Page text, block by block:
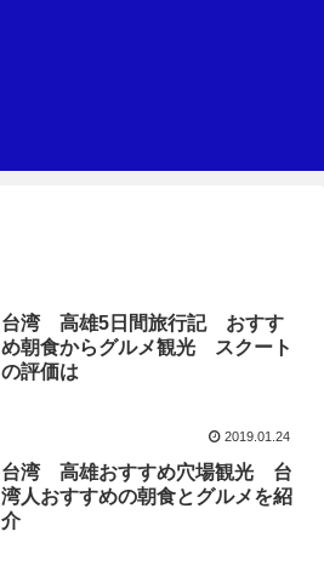
台湾 高雄5日間旅行記 おすす
め朝食からグルメ観光 スクート
の評価は
2019.01.24
台湾 高雄おすすめ穴場観光 台
湾人おすすめの朝食とグルメを紹
介